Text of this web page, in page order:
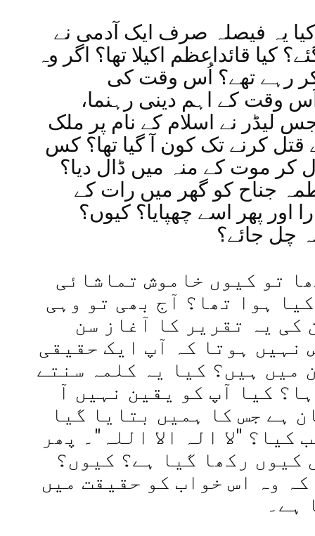
یہ فیصلہ صرف ایک آدمی نے
کیا قائداعظم اکیلا تھا؟ اگر وہ
کر رہے تھے؟ اُس وقت کی
وقت کے اہم دینی رہنما،
لیڈر نے اسلام کے نام پر ملک
قتل کرنے تک کون آ گیا تھا؟ کس
کر موت کے منہ میں ڈال دیا؟
جناح کو گھر میں رات کے
اور پھر اسے چھپایا؟ کیوں؟
چل جائے؟
تو کیوں خاموش تماشائی
ہوا تھا؟ آج بھی تو وہی
کی یہ تقریر کا آغاز سن
نہیں ہوتا کہ آپ ایک حقیقی
میں ہیں؟ کیا یہ کلمہ سنتے
کیا آپ کو یقین نہیں آ
ہے جس کا ہمیں بتایا گیا
"لا الہ الا اللہ"۔ پھر
کیوں رکھا گیا ہے؟ کیوں؟
وہ اس خواب کو حقیقت میں
ہے۔